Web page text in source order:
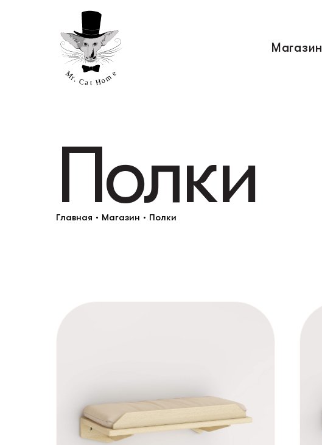
Магазин
Контакты
+972 54-555-0348
Полки
Главная • Магазин • Полки